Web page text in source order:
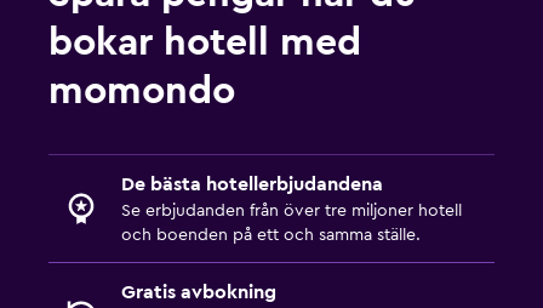
bokar hotell med
momondo
De bästa hotellerbjudandena
Se erbjudanden från över tre miljoner hotell
och boenden på ett och samma ställe.
Gratis avbokning